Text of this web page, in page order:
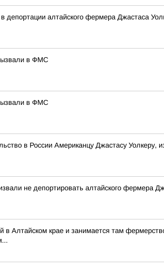
алтайского фермера Джастаса
в ФМС
в ФМС
в России Американцу Джастасу
не депортировать алтайского фермера
в Алтайском крае и занимается там